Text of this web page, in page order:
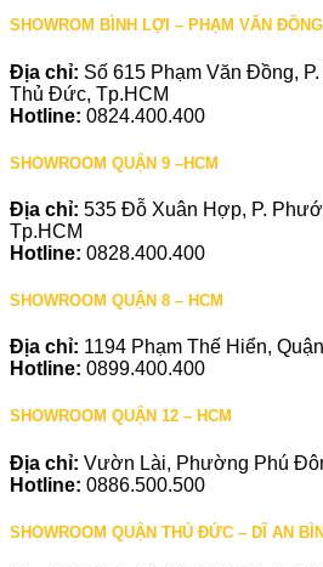
SHOWROM BÌNH LỢI – PHẠM VĂN ĐỒNG
Địa chỉ: Số 615 Phạm Văn Đồng,
Thủ Đức, Tp.HCM
Hotline: 0824.400.400
SHOWROOM QUẬN 9 –HCM
Địa chỉ: 535 Đỗ Xuân Hợp, P.
Tp.HCM
Hotline: 0828.400.400
SHOWROOM QUẬN 8 – HCM
Địa chỉ: 1194 Phạm Thế Hiển,
Hotline: 0899.400.400
SHOWROOM QUẬN 12 – HCM
Địa chỉ: Vườn Lài, Phường Phú
Hotline: 0886.500.500
SHOWROOM QUẬN THỦ ĐỨC – DĨ AN